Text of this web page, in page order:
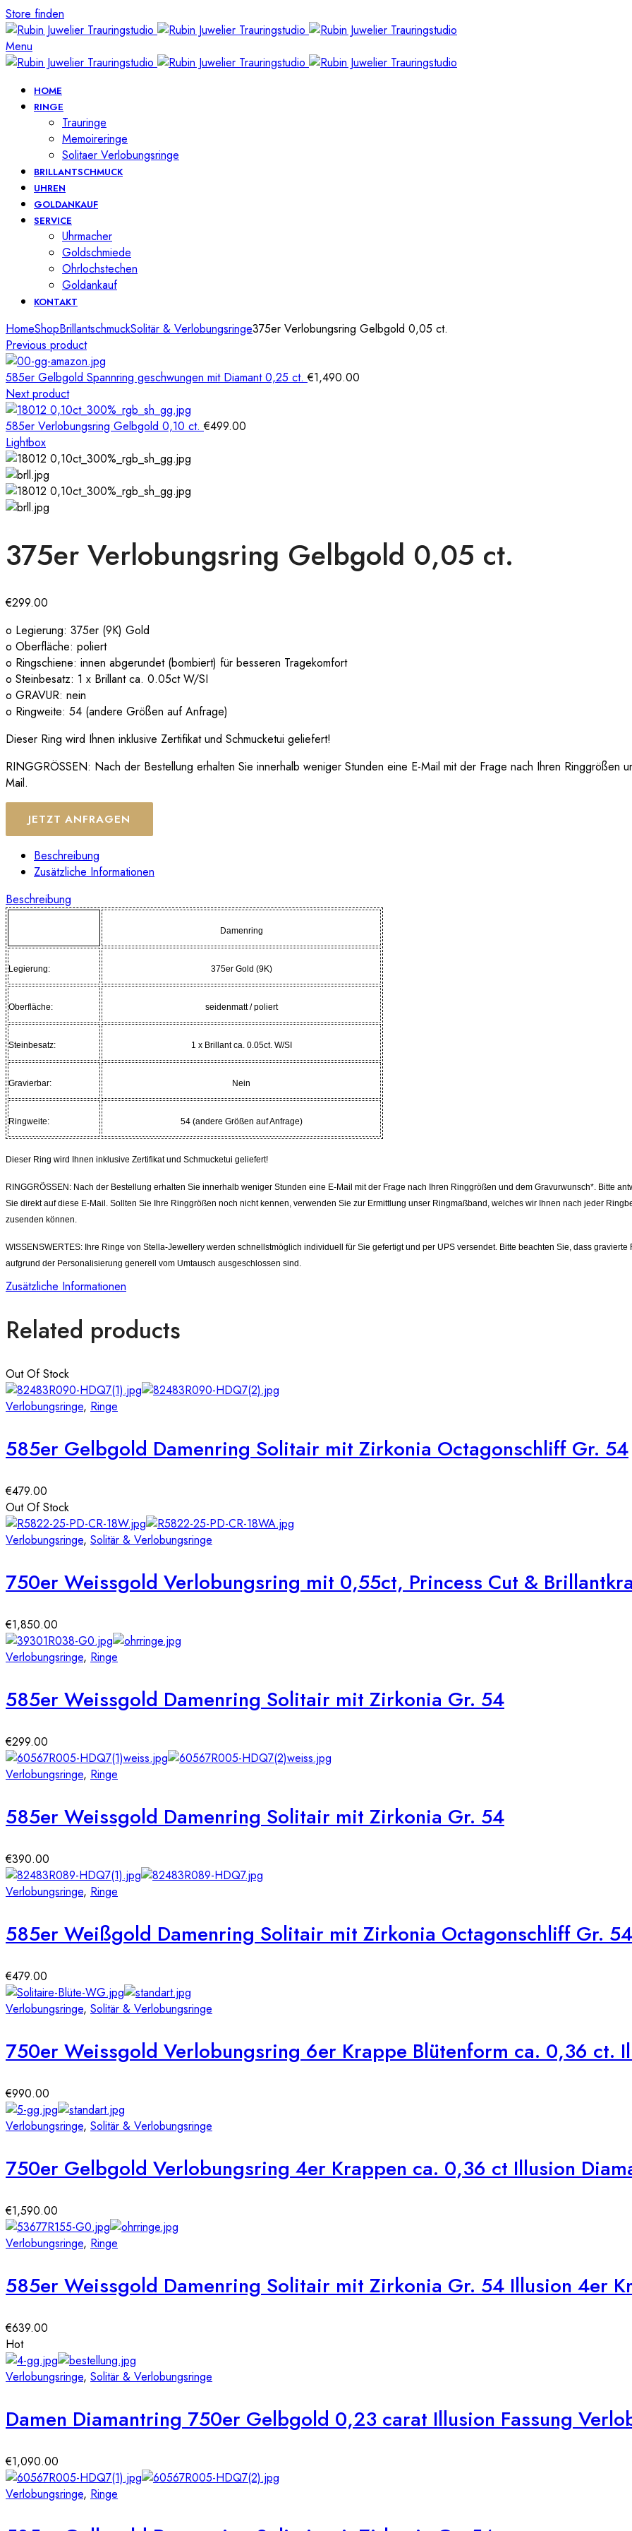
Store finden
Menu
HOME
RINGE
Trauringe
Memoireringe
Solitaer Verlobungsringe
BRILLANTSCHMUCK
UHREN
GOLDANKAUF
SERVICE
Uhrmacher
Goldschmiede
Ohrlochstechen
Goldankauf
KONTAKT
HomeShopBrillantschmuckSolitär & Verlobungsringe375er Verlobungsring Gelbgold 0,05 ct.
Previous product
585er Gelbgold Spannring geschwungen mit Diamant 0,25 ct.€1,490.00
Next product
585er Verlobungsring Gelbgold 0,10 ct.€499.00
Lightbox
375er Verlobungsring Gelbgold 0,05 ct.
€299.00
o Legierung: 375er (9K) Gold
o Oberfläche: poliert
o Ringschiene: innen abgerundet (bombiert) für besseren Tragekomfort
o Steinbesatz: 1 x Brillant ca. 0.05ct W/SI
o GRAVUR: nein
o Ringweite: 54 (andere Größen auf Anfrage)
Dieser Ring wird Ihnen inklusive Zertifikat und Schmucketui geliefert!
RINGGRÖSSEN: Nach der Bestellung erhalten Sie innerhalb weniger Stunden eine E-Mail mit der Frage nach Ihren Ringgrößen
Mail.
JETZT ANFRAGEN
Beschreibung
Zusätzliche Informationen
Beschreibung
Damenring
Legierung: 375er Gold (9K)
Oberfläche: seidenmatt / poliert
Steinbesatz: 1 x Brillant ca. 0.05ct. W/SI
Gravierbar: Nein
Ringweite: 54 (andere Größen auf Anfrage)
Dieser Ring wird Ihnen inklusive Zertifikat und Schmucketui geliefert!
RINGGRÖSSEN: Nach der Bestellung erhalten Sie innerhalb weniger Stunden eine E-Mail mit der Frage nach Ihren Ringgrößen und dem Gravurwunsch*. Bitte
Sie direkt auf diese E-Mail. Sollten Sie Ihre Ringgrößen noch nicht kennen, verwenden Sie zur Ermittlung unser Ringmaßband, welches wir Ihnen nach jeder
zusenden können.
WISSENSWERTES: Ihre Ringe von Stella-Jewellery werden schnellstmöglich individuell für Sie gefertigt und per UPS versendet. Bitte beachten Sie, dass gravierte
aufgrund der Personalisierung generell vom Umtausch ausgeschlossen sind.
Zusätzliche Informationen
Related products
Out Of Stock
Verlobungsringe, Ringe
585er Gelbgold Damenring Solitair mit Zirkonia Octagonschliff Gr. 54
€479.00
Out Of Stock
Verlobungsringe, Solitär & Verlobungsringe
750er Weissgold Verlobungsring mit 0,55ct, Princess Cut &
€1,850.00
Verlobungsringe, Ringe
585er Weissgold Damenring Solitair mit Zirkonia Gr. 54
€299.00
Verlobungsringe, Ringe
585er Weissgold Damenring Solitair mit Zirkonia Gr. 54
€390.00
Verlobungsringe, Ringe
585er Weißgold Damenring Solitair mit Zirkonia Octagonschliff Gr. 54
€479.00
Verlobungsringe, Solitär & Verlobungsringe
750er Weissgold Verlobungsring 6er Krappe Blütenform ca. 0,36 ct.
€990.00
Verlobungsringe, Solitär & Verlobungsringe
750er Gelbgold Verlobungsring 4er Krappen ca. 0,36 ct Illusion
€1,590.00
Verlobungsringe, Ringe
585er Weissgold Damenring Solitair mit Zirkonia Gr. 54 Illusion 4er
€639.00
Hot
Verlobungsringe, Solitär & Verlobungsringe
Damen Diamantring 750er Gelbgold 0,23 carat Illusion Fassung
€1,090.00
Verlobungsringe, Ringe